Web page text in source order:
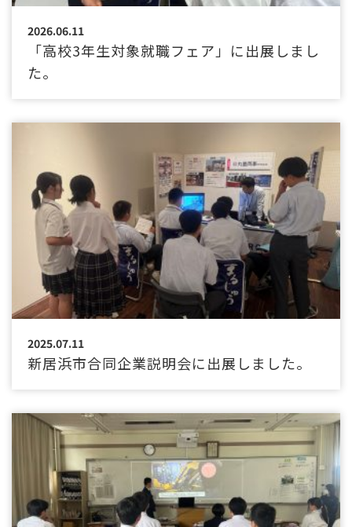
2026.06.11
「高校3年生対象就職フェア」に出展しまし
た。
2025.07.11
新居浜市合同企業説明会に出展しました。